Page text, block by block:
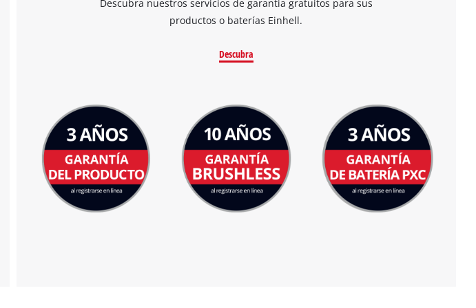
Descubra nuestros servicios de garantía gratuitos para sus
productos o baterías Einhell.
Descubra